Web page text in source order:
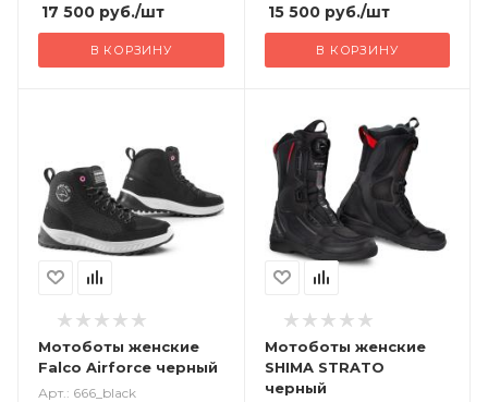
17 500 руб./шт
В КОРЗИНУ
15 500руб./шт
В КОРЗИНУ
Мотоботы женские
Falco Airforce черный
Арт.: 666_black
Мотоботы женские
SHIMA STRATO
черный